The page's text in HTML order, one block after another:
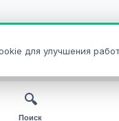
🔍
Поиск
для улучшения